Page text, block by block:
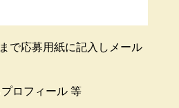
で応募用紙に記入しメール
ロフィール 等